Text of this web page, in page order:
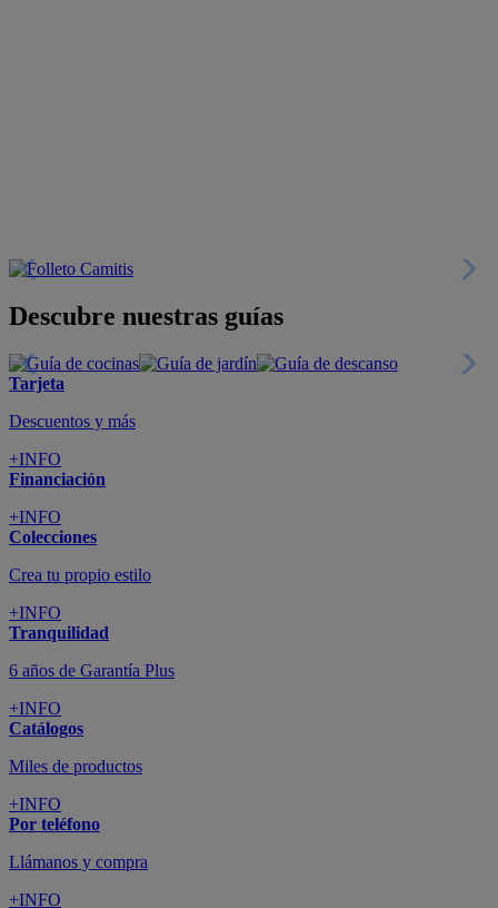
Descubre nuestras guías
Tarjeta
Descuentos y más
+INFO
Financiación
+INFO
Colecciones
Crea tu propio estilo
+INFO
Tranquilidad
6 años de Garantía Plus
+INFO
Catálogos
Miles de productos
+INFO
Por teléfono
Llámanos y compra
+INFO